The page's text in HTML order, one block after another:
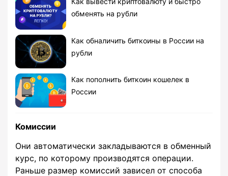
обменять на рубли
Как обналичить биткоины в России на
рубли
Как пополнить биткоин кошелек в
России
Комиссии
Они автоматически закладываются в обменный
курс, по которому производятся операции.
Раньше размер комиссий зависел от способа